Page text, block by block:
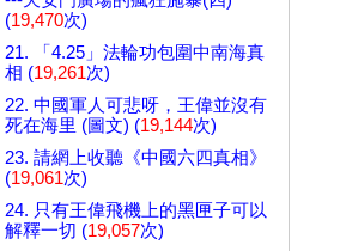
(19,470次)
21. 「4.25」法輪功包圍中南海真
相 (19,261次)
22. 中國軍人可悲呀，王偉並沒有
死在海里 (圖文) (19,144次)
23. 請網上收聽《中國六四真相》
(19,061次)
24. 只有王偉飛機上的黑匣子可以
解釋一切 (19,057次)